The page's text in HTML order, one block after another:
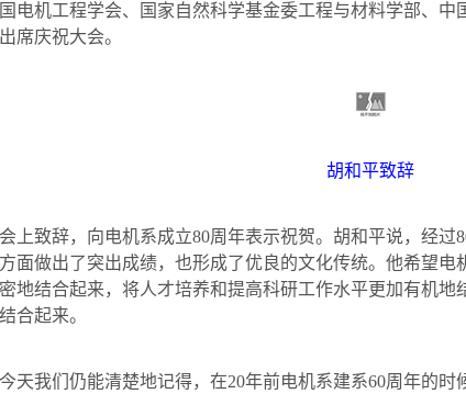
电机工程学会、国家自然科学基金委工程与材料学部、
席庆祝大会。
胡和平致辞
致辞，向电机系成立80周年表示祝贺。胡和平说，经过
面做出了突出成绩，也形成了优良的文化传统。他希望
地结合起来，将人才培养和提高科研工作水平更加有机
合起来。
我们仍能清楚地记得，在20年前电机系建系60周年的时